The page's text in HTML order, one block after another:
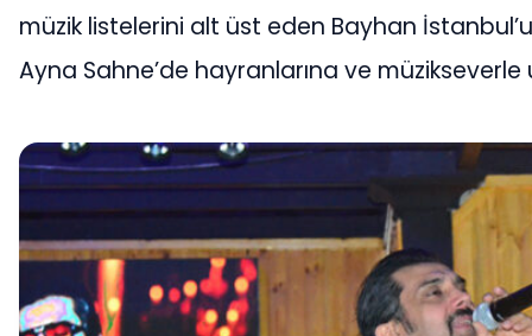
müzik listelerini alt üst eden Bayhan
Ayna Sahne’de hayranlarına ve